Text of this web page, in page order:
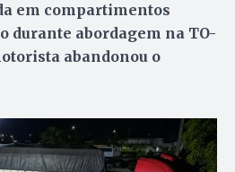
em compartimentos
durante abordagem na TO-
abandonou o